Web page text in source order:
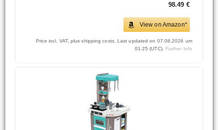
98.49 €
View on Amazon*
Price incl. VAT, plus shipping costs. Last updated on 07.08.2026 um
01:25 (UTC). Further Info